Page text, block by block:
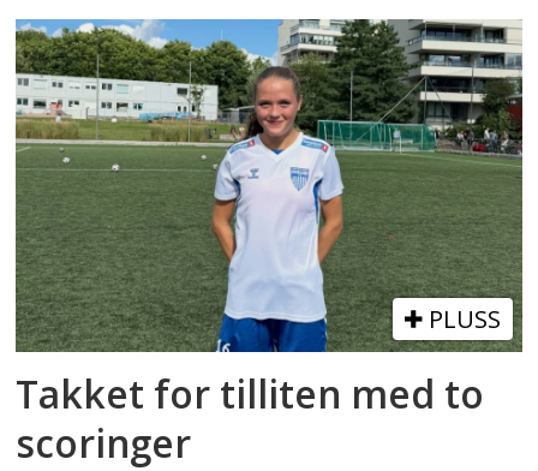
PLUSS
Takket for tilliten med to
scoringer